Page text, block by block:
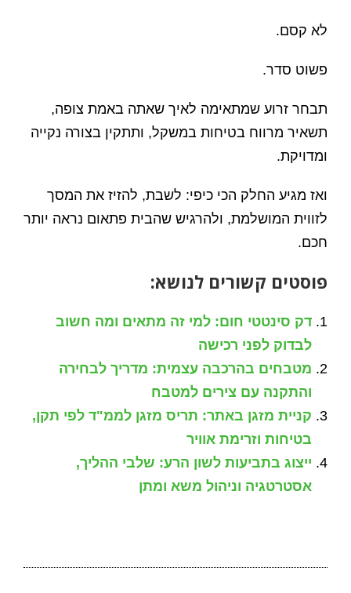
לא קסם.
פשוט סדר.
תבחר זרוע שמתאימה לאיך שאתה באמת צופה,
תשאיר מרווח בטיחות במשקל, ותתקין בצורה נקייה
ומדויקת.
ואז מגיע החלק הכי כיפי: לשבת, להזיז את המסך
לזווית המושלמת, ולהרגיש שהבית פתאום נראה יותר
חכם.
פוסטים קשורים לנושא:
דק סינטטי חום: למי זה מתאים ומה חשוב
לבדוק לפני רכישה
מטבחים בהרכבה עצמית: מדריך לבחירה
והתקנה עם צירים למטבח
קניית מזגן באתר: תריס מזגן לממ"ד לפי תקן,
בטיחות וזרימת אוויר
ייצוג בתביעות לשון הרע: שלבי ההליך,
אסטרטגיה וניהול משא ומתן